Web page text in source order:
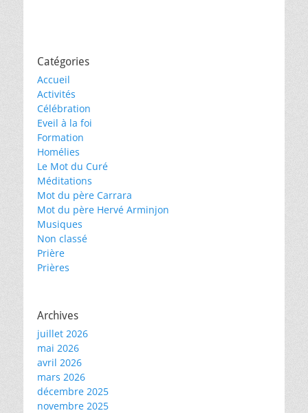
Catégories
Accueil
Activités
Célébration
Eveil à la foi
Formation
Homélies
Le Mot du Curé
Méditations
Mot du père Carrara
Mot du père Hervé Arminjon
Musiques
Non classé
Prière
Prières
Archives
juillet 2026
mai 2026
avril 2026
mars 2026
décembre 2025
novembre 2025